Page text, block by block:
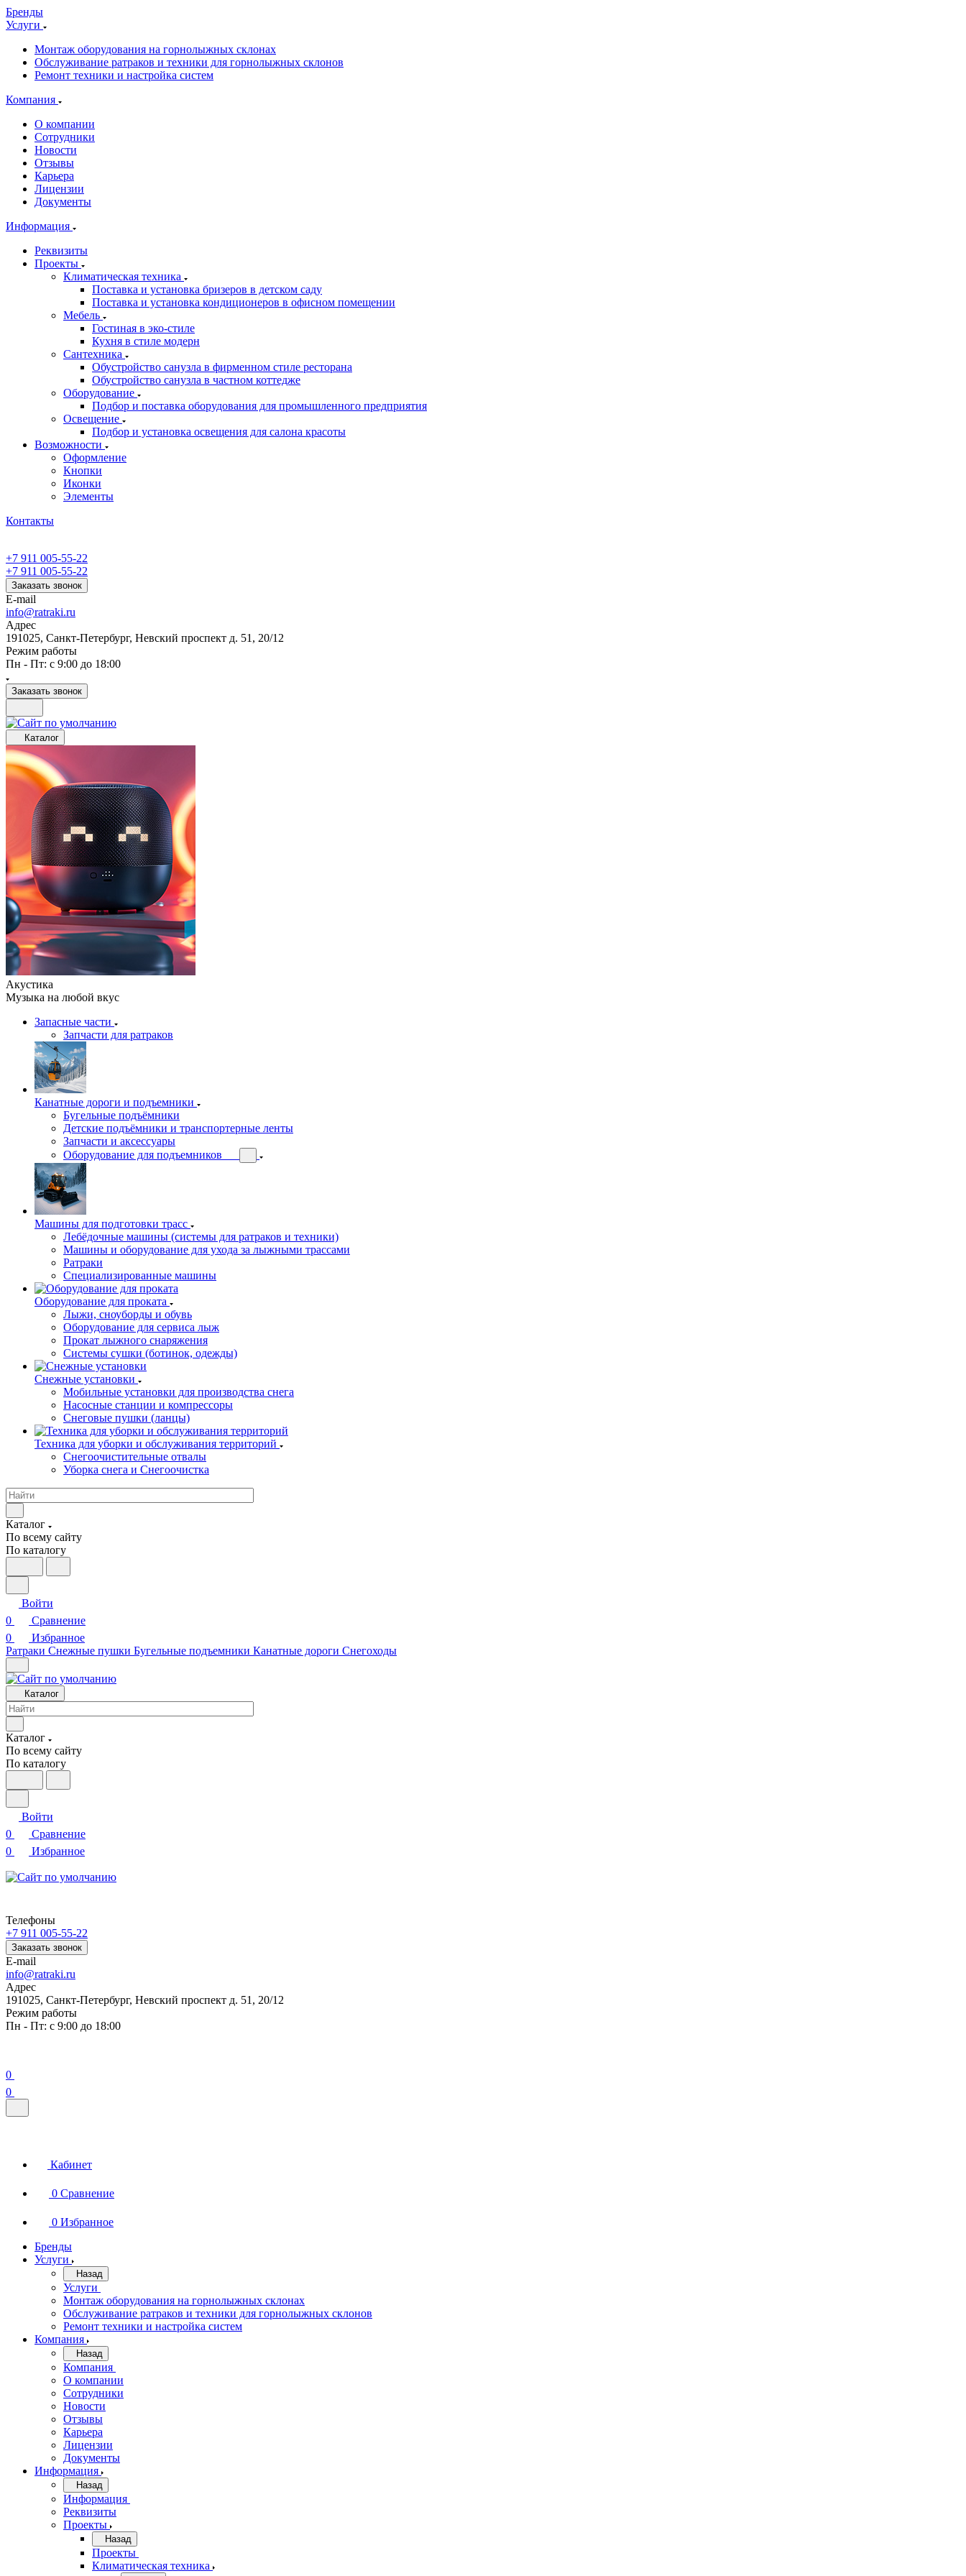
Бренды
Услуги
Монтаж оборудования на горнолыжных склонах
Обслуживание ратраков и техники для горнолыжных склонов
Ремонт техники и настройка систем
Компания
О компании
Сотрудники
Новости
Отзывы
Карьера
Лицензии
Документы
Информация
Реквизиты
Проекты
Климатическая техника
Поставка и установка бризеров в детском саду
Поставка и установка кондиционеров в офисном помещении
Мебель
Гостиная в эко-стиле
Кухня в стиле модерн
Сантехника
Обустройство санузла в фирменном стиле ресторана
Обустройство санузла в частном коттедже
Оборудование
Подбор и поставка оборудования для промышленного предприятия
Освещение
Подбор и установка освещения для салона красоты
Возможности
Оформление
Кнопки
Иконки
Элементы
Контакты
+7 911 005-55-22
+7 911 005-55-22
Заказать звонок
E-mail
info@ratraki.ru
Адрес
191025, Санкт-Петербург, Невский проспект д. 51, 20/12
Режим работы
Пн - Пт: с 9:00 до 18:00
Заказать звонок
Каталог
Акустика
Музыка на любой вкус
Запасные части
Запчасти для ратраков
Канатные дороги и подъемники
Бугельные подъёмники
Детские подъёмники и транспортерные ленты
Запчасти и аксессуары
Оборудование для подъемников
Машины для подготовки трасс
Лебёдочные машины (системы для ратраков и техники)
Машины и оборудование для ухода за лыжными трассами
Ратраки
Специализированные машины
Оборудование для проката
Лыжи, сноуборды и обувь
Оборудование для сервисa лыж
Прокат лыжного снаряжения
Системы сушки (ботинок, одежды)
Снежные установки
Мобильные установки для производства снега
Насосные станции и компрессоры
Снеговые пушки (ланцы)
Техника для уборки и обслуживания территорий
Снегоочистительные отвалы
Уборка снега и Снегоочистка
Каталог
По всему сайту
По каталогу
Войти
0
Сравнение
0
Избранное
Ратраки Снежные пушки Бугельные подъемники Канатные дороги Снегоходы
Каталог
Каталог
По всему сайту
По каталогу
Войти
0
Сравнение
0
Избранное
Телефоны
+7 911 005-55-22
Заказать звонок
E-mail
info@ratraki.ru
Адрес
191025, Санкт-Петербург, Невский проспект д. 51, 20/12
Режим работы
Пн - Пт: с 9:00 до 18:00
0
0
Кабинет
0 Сравнение
0 Избранное
Бренды
Услуги
Назад
Услуги
Монтаж оборудования на горнолыжных склонах
Обслуживание ратраков и техники для горнолыжных склонов
Ремонт техники и настройка систем
Компания
Назад
Компания
О компании
Сотрудники
Новости
Отзывы
Карьера
Лицензии
Документы
Информация
Назад
Информация
Реквизиты
Проекты
Назад
Проекты
Климатическая техника